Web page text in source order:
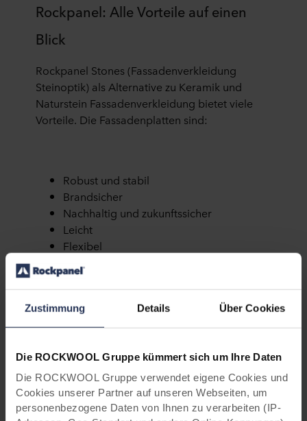
Zustimmung Details Über Cookies
Die ROCKWOOL Gruppe kümmert sich um Ihre Daten
Die ROCKWOOL Gruppe verwendet eigene Cookies und
Cookies unserer Partner auf unseren Webseiten, um
personenbezogene Daten von Ihnen zu verarbeiten (IP-
Rockpanel: Alle Vorteile auf einen
Blick
Rockpanel Stones (Fassadenverkleidung
Steinoptik) als Alternative zu Keramik und
Naturstein Fassadenverkleidung bietet viele
Vorteile. Die Fassadenplatten sind:
Robust und stabil
Brandsicher
Nachhaltig und zukunftssicher
Leicht
Flexibel
andere Verzierungen
Feuchtigkeitsunempfindlich
UV-beständig
Formbeständig
Standardwerkzeug)
Einfach und schnell zu montieren
(sichtbare oder verdeckte
Befestigungsoptionen)